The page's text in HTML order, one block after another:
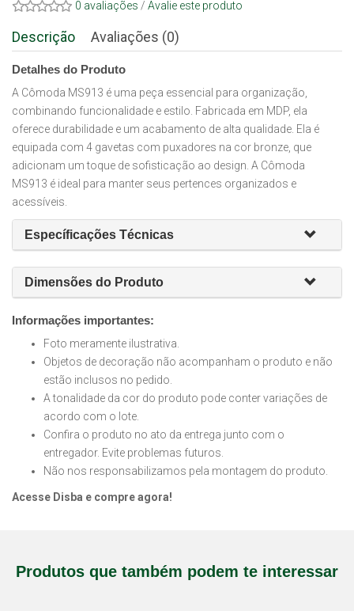
0 avaliações / Avalie este produto
Descrição Avaliações (0)
Detalhes do Produto
A Cômoda MS913 é uma peça essencial para organização,
combinando funcionalidade e estilo. Fabricada em MDP, ela
oferece durabilidade e um acabamento de alta qualidade. Ela é
equipada com 4 gavetas com puxadores na cor bronze, que
adicionam um toque de sofisticação ao design. A Cômoda
MS913 é ideal para manter seus pertences organizados e
acessíveis.
Específicações Técnicas
Dimensões do Produto
Informações importantes:
Foto meramente ilustrativa.
Objetos de decoração não acompanham o produto e não
estão inclusos no pedido.
A tonalidade da cor do produto pode conter variações de
acordo com o lote.
Confira o produto no ato da entrega junto com o
entregador. Evite problemas futuros.
Não nos responsabilizamos pela montagem do produto.
Acesse Disba e compre agora!
Produtos que também podem te interessar